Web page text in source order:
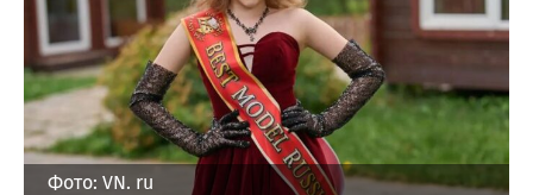
Фото: VN. ru